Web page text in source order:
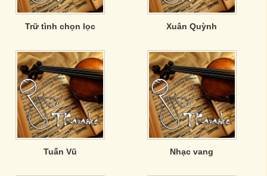
Trữ tình chọn lọc Xuân Quỳnh
Tuấn Vũ Nhạc vang